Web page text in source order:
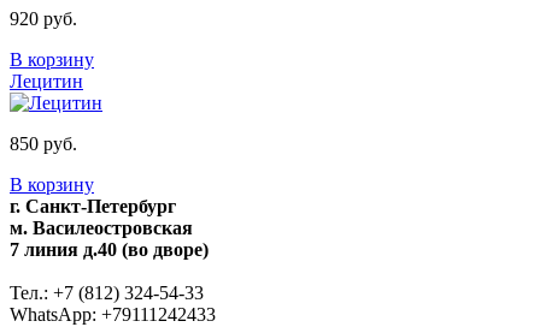
920 руб.
В корзину
Лецитин
850 руб.
В корзину
г. Санкт-Петербург
м. Василеостровская
7 линия д.40 (во дворе)
Тел.: +7 (812) 324-54-33
WhatsApp: +79111242433